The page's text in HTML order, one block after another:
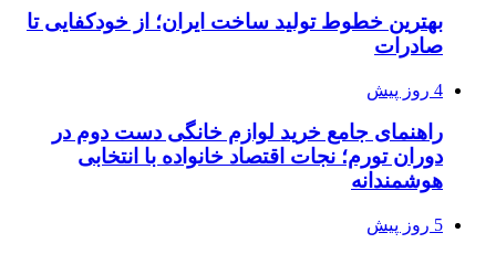
بهترین خطوط تولید ساخت ایران؛ از خودکفایی تا
صادرات
4 روز پیش
راهنمای جامع خرید لوازم خانگی دست دوم در
دوران تورم؛ نجات اقتصاد خانواده با انتخابی
هوشمندانه
5 روز پیش